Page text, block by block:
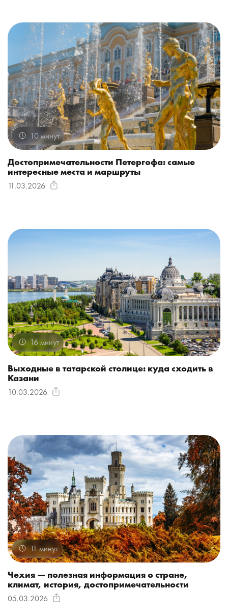
10 минут
Достопримечательности Петергофа: самые
интересные места и маршруты
11.03.2026
16 минут
Выходные в татарской столице: куда сходить в
Казани
10.03.2026
11 минут
Чехия — полезная информация о стране,
климат, история, достопримечательности
05.03.2026